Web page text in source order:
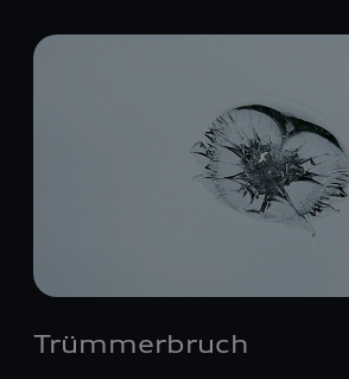
Trümmerbruch